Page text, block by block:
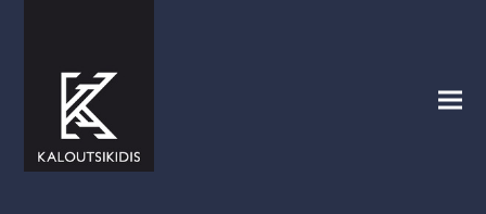
Η ΙΣΤΟΡΙΑ ΜΑΣ
CAR / YACHT WRAPPING